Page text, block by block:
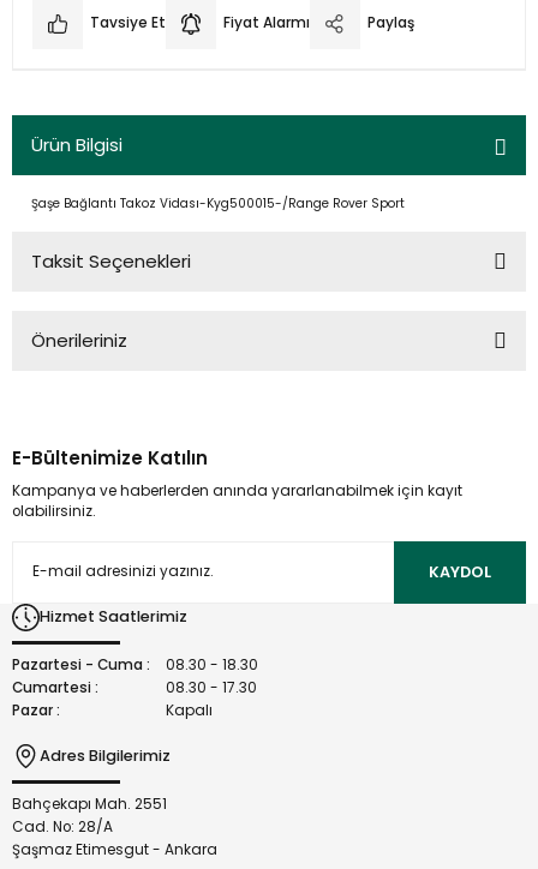
Tavsiye Et Fiyat Alarmı Paylaş
Ürün Bilgisi
Şaşe Bağlantı Takoz Vidası-Kyg500015-/Range Rover Sport
Taksit Seçenekleri
Önerileriniz
kullanarak tarafımıza iletebilirsiniz.
Görüş ve önerileriniz için teşekkür ederiz.
Ürün açıklamasında eksik bilgiler bulunuyor.
Bu ürüne benzer farklı alternatifler olmalı.
E-Bültenimize Katılın
Kampanya ve haberlerden anında yararlanabilmek için kayıt
olabilirsiniz.
KAYDOL
Hizmet Saatlerimiz
Pazartesi - Cuma :
08.30 - 18.30
Cumartesi :
08.30 - 17.30
Pazar :
Kapalı
Adres Bilgilerimiz
Bahçekapı Mah. 2551
Cad. No: 28/A
Şaşmaz Etimesgut - Ankara